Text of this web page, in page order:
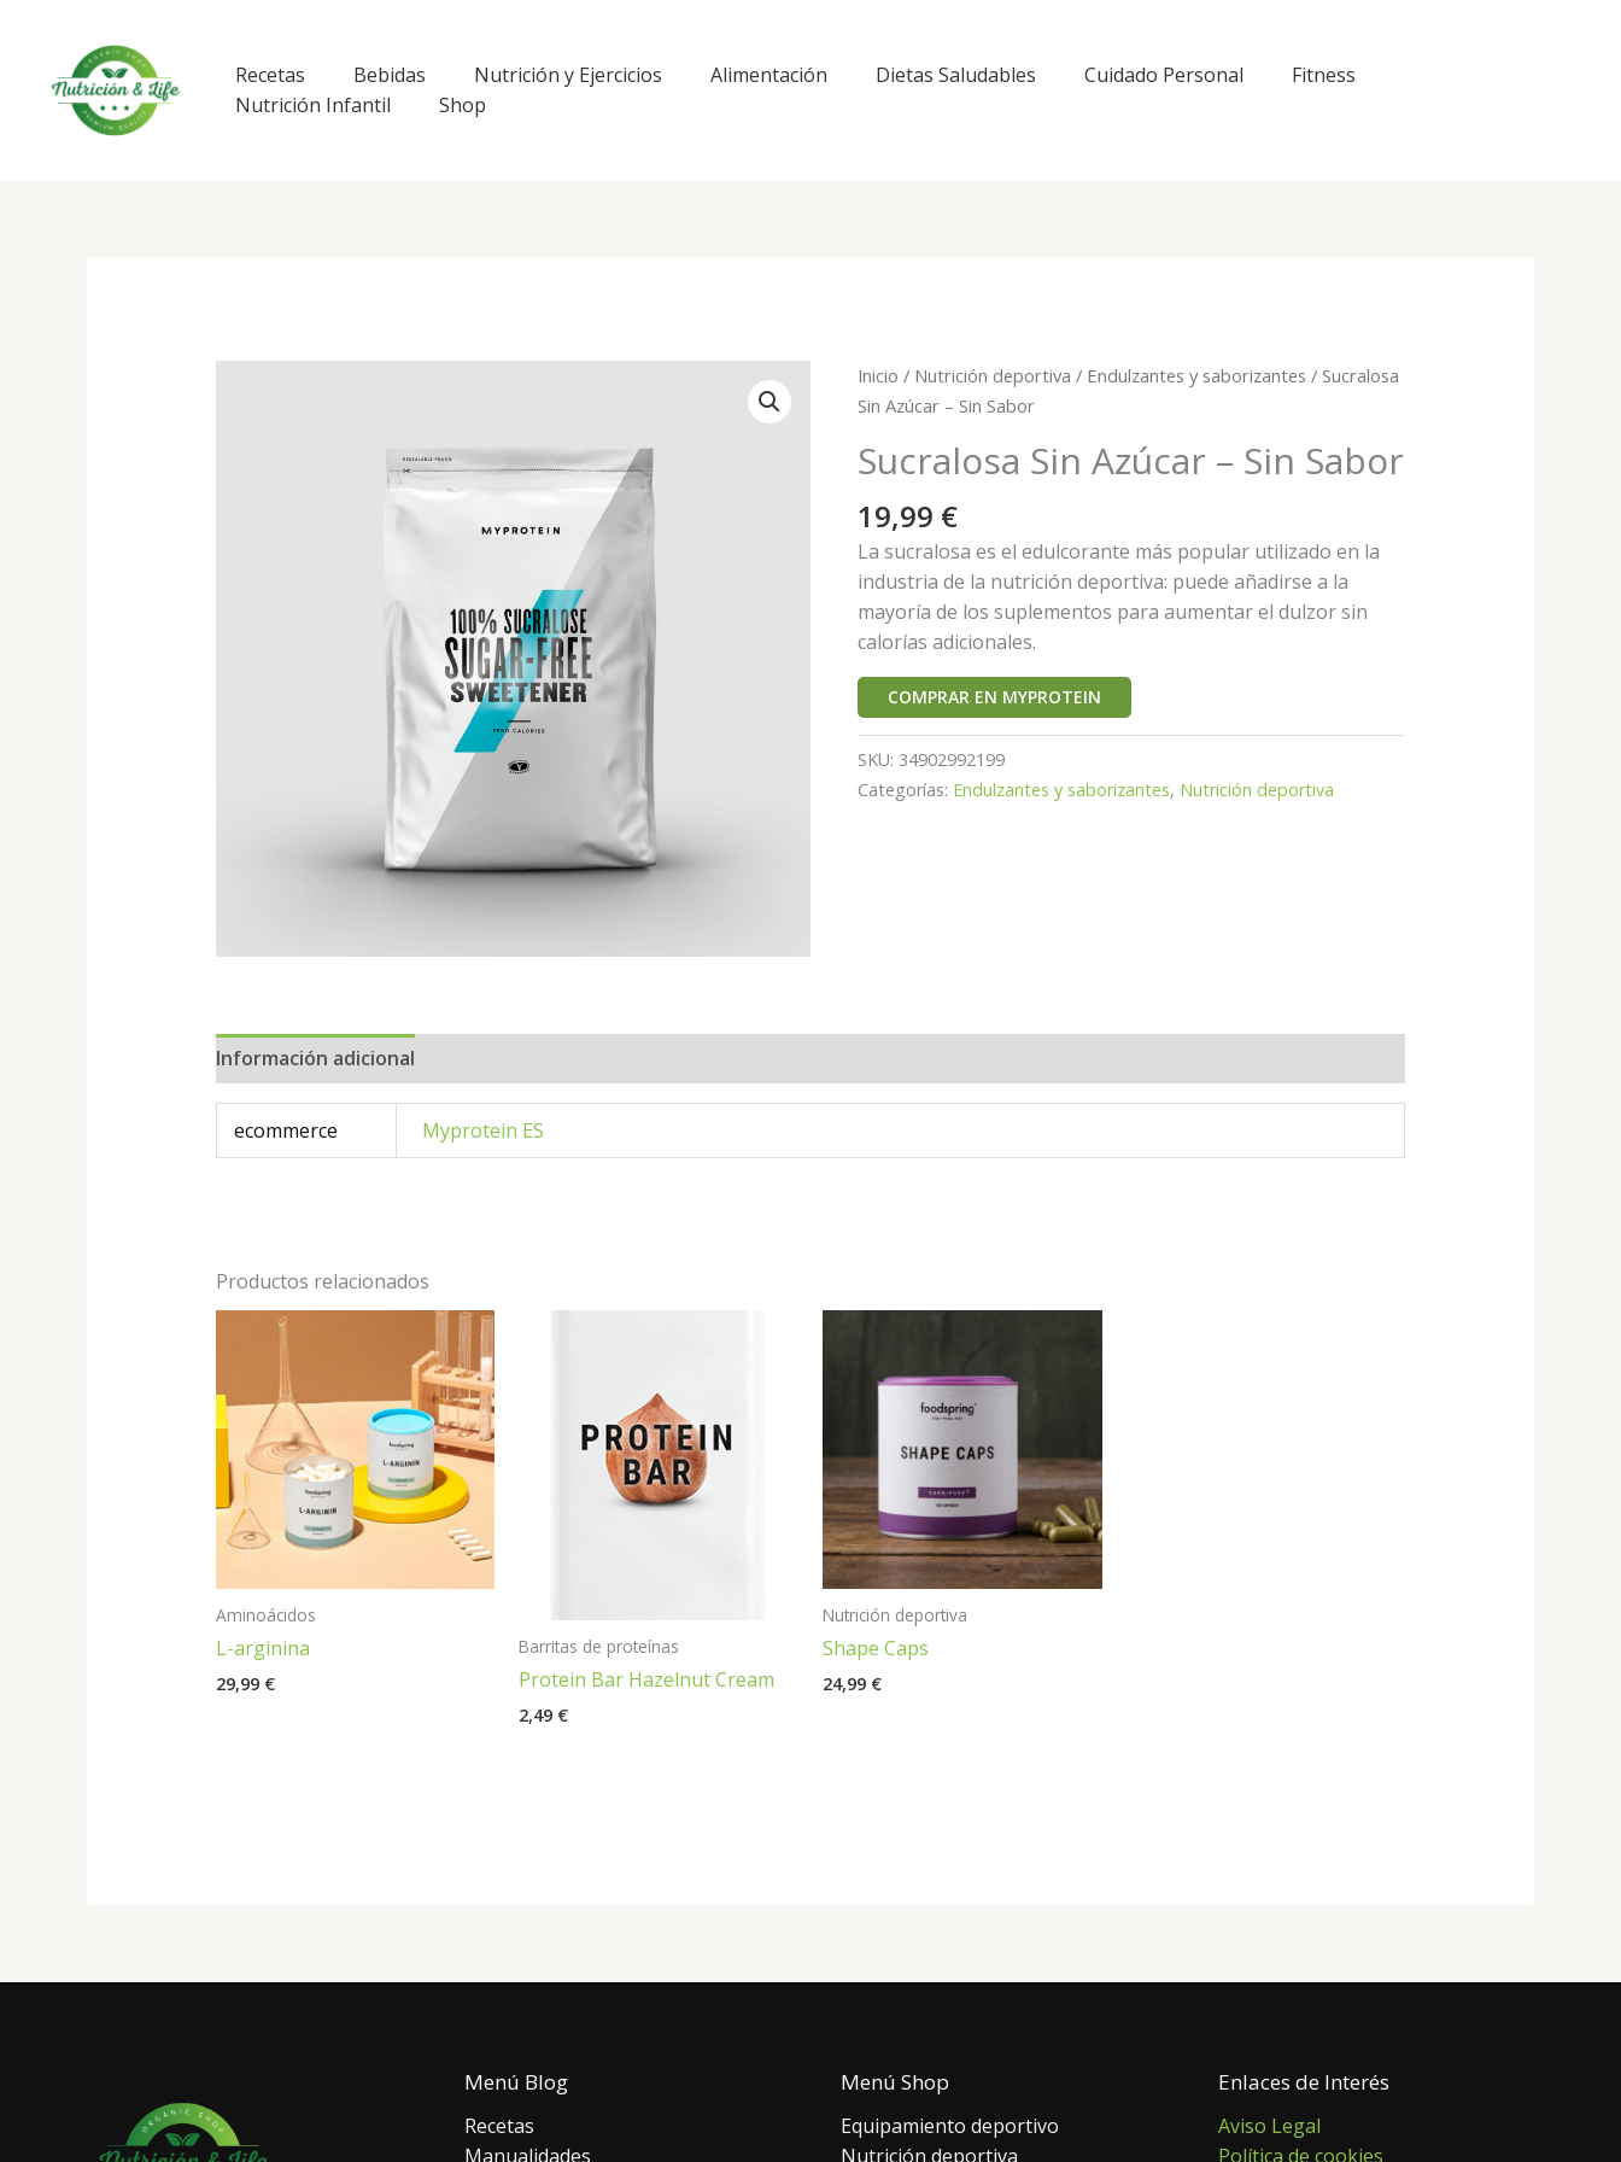
contenido
Recetas Bebidas Nutrición y Ejercicios Alimentación Dietas Saludables Cuidado Personal
Fitness
Nutrición Infantil
Shop
Inicio / Nutrición deportiva / Endulzantes y saborizantes / Sucralosa
Sin Azúcar – Sin Sabor
Sucralosa Sin Azúcar – Sin Sabor
19,99 €
La sucralosa es el edulcorante más popular utilizado en la
industria de la nutrición deportiva: puede añadirse a la
mayoría de los suplementos para aumentar el dulzor sin
calorías adicionales.
COMPRAR EN MYPROTEIN
SKU: 34902992199
Categorías: Endulzantes y saborizantes, Nutrición deportiva
Información adicional
ecommerce Myprotein ES
Productos relacionados
Aminoácidos
L-arginina
29,99 €
Barritas de proteínas
Protein Bar Hazelnut Cream
2,49 €
Nutrición deportiva
Shape Caps
24,99 €
Menú Blog
Recetas
Manualidades
Menú Shop
Equipamiento deportivo
Nutrición deportiva
Enlaces de Interés
Aviso Legal
Política de cookies